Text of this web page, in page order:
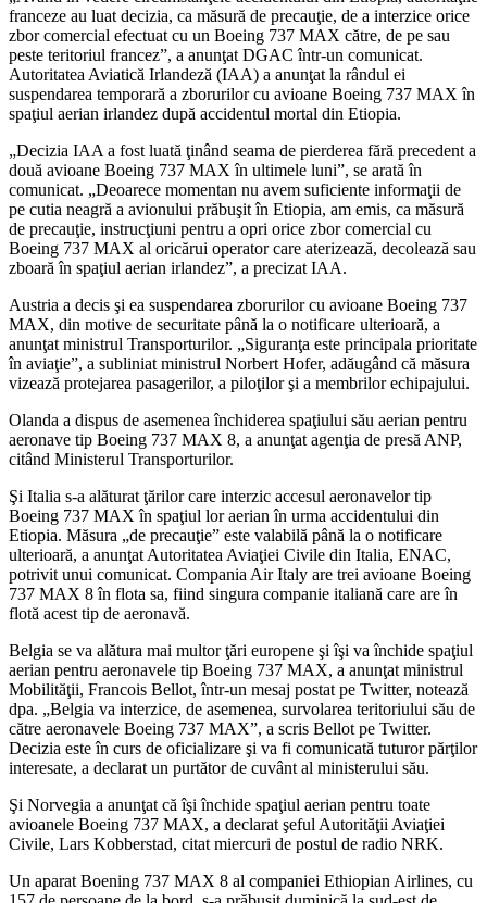
franceze au luat decizia, ca măsură de precauţie, de a interzice orice
zbor comercial efectuat cu un Boeing 737 MAX către, de pe sau
peste teritoriul francez”, a anunţat DGAC într-un comunicat.
Autoritatea Aviatică Irlandeză (IAA) a anunţat la rândul ei
suspendarea temporară a zborurilor cu avioane Boeing 737 MAX în
spaţiul aerian irlandez după accidentul mortal din Etiopia.
„Decizia IAA a fost luată ţinând seama de pierderea fără precedent a
două avioane Boeing 737 MAX în ultimele luni”, se arată în
comunicat. „Deoarece momentan nu avem suficiente informaţii de
pe cutia neagră a avionului prăbuşit în Etiopia, am emis, ca măsură
de precauţie, instrucţiuni pentru a opri orice zbor comercial cu
Boeing 737 MAX al oricărui operator care aterizează, decolează sau
zboară în spaţiul aerian irlandez”, a precizat IAA.
Austria a decis şi ea suspendarea zborurilor cu avioane Boeing 737
MAX, din motive de securitate până la o notificare ulterioară, a
anunţat ministrul Transporturilor. „Siguranţa este principala prioritate
în aviaţie”, a subliniat ministrul Norbert Hofer, adăugând că măsura
vizează protejarea pasagerilor, a piloţilor şi a membrilor echipajului.
Olanda a dispus de asemenea închiderea spaţiului său aerian pentru
aeronave tip Boeing 737 MAX 8, a anunţat agenţia de presă ANP,
citând Ministerul Transporturilor.
Şi Italia s-a alăturat ţărilor care interzic accesul aeronavelor tip
Boeing 737 MAX în spaţiul lor aerian în urma accidentului din
Etiopia. Măsura „de precauţie” este valabilă până la o notificare
ulterioară, a anunţat Autoritatea Aviaţiei Civile din Italia, ENAC,
potrivit unui comunicat. Compania Air Italy are trei avioane Boeing
737 MAX 8 în flota sa, fiind singura companie italiană care are în
flotă acest tip de aeronavă.
Belgia se va alătura mai multor ţări europene şi îşi va închide spaţiul
aerian pentru aeronavele tip Boeing 737 MAX, a anunţat ministrul
Mobilităţii, Francois Bellot, într-un mesaj postat pe Twitter, notează
dpa. „Belgia va interzice, de asemenea, survolarea teritoriului său de
către aeronavele Boeing 737 MAX”, a scris Bellot pe Twitter.
Decizia este în curs de oficializare şi va fi comunicată tuturor părţilor
interesate, a declarat un purtător de cuvânt al ministerului său.
Şi Norvegia a anunţat că îşi închide spaţiul aerian pentru toate
avioanele Boeing 737 MAX, a declarat şeful Autorităţii Aviaţiei
Civile, Lars Kobberstad, citat miercuri de postul de radio NRK.
Un aparat Boening 737 MAX 8 al companiei Ethiopian Airlines, cu